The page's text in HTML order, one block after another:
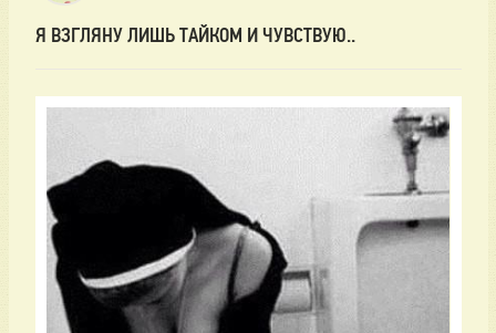
Я ВЗГЛЯНУ ЛИШЬ ТАЙКОМ И ЧУВСТВУЮ..